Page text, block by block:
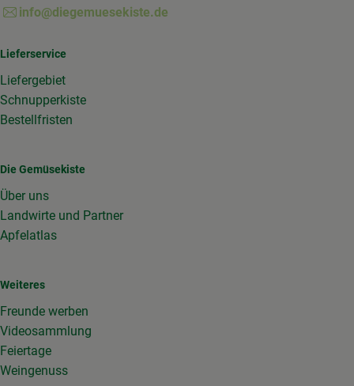
info@diegemuesekiste.de
Lieferservice
Liefergebiet
Schnupperkiste
Bestellfristen
Die Gemüsekiste
Über uns
Landwirte und Partner
Apfelatlas
Weiteres
Freunde werben
Videosammlung
Feiertage
Weingenuss